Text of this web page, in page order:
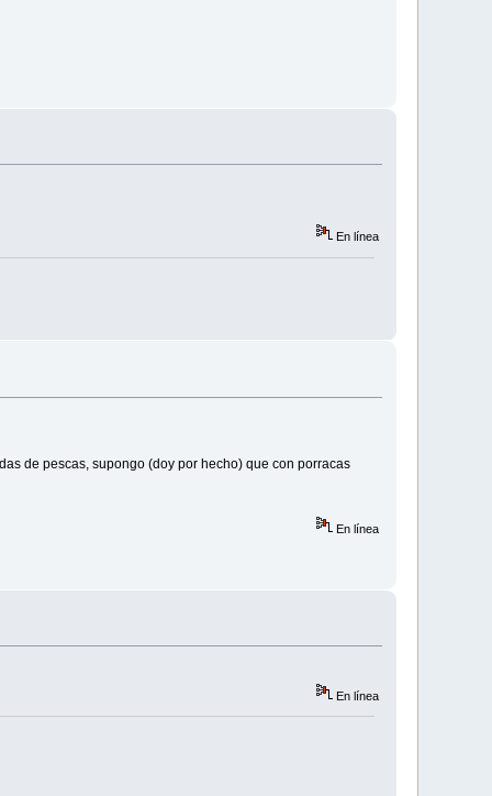
En línea
de pescas, supongo (doy por hecho) que con porracas
En línea
En línea